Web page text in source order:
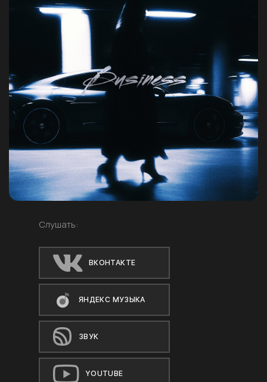
Слушать:
ВКОНТАКТЕ
ЯНДЕКС МУЗЫКА
ЗВУК
YOUTUBE